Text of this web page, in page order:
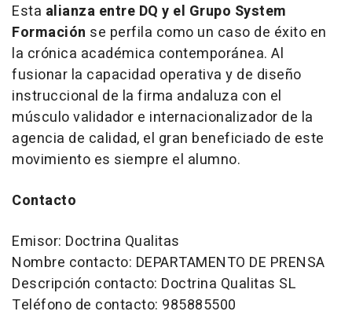
Esta alianza entre DQ y el Grupo System
Formación se perfila como un caso de éxito en
la crónica académica contemporánea. Al
fusionar la capacidad operativa y de diseño
instruccional de la firma andaluza con el
músculo validador e internacionalizador de la
agencia de calidad, el gran beneficiado de este
movimiento es siempre el alumno.
Contacto
Emisor: Doctrina Qualitas
Nombre contacto: DEPARTAMENTO DE PRENSA
Descripción contacto: Doctrina Qualitas SL
Teléfono de contacto: 985885500